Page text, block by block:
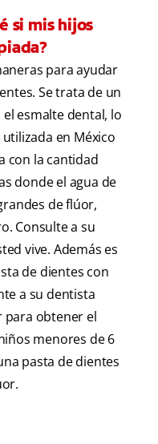
si mis hijos
para ayudar
Se trata de un
esmalte dental, lo
en México
con la cantidad
donde el agua de
de flúor,
Consulte a su
vive. Además es
de dientes con
a su dentista
para obtener el
menores de 6
pasta de dientes